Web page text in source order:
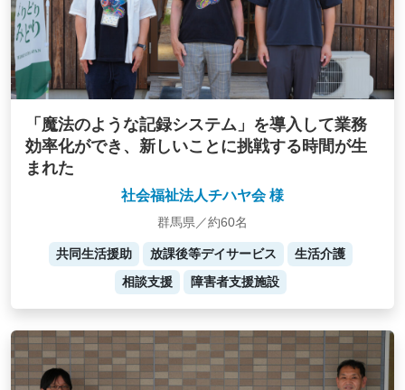
「魔法のような記録システム」を導入して業務
効率化ができ、新しいことに挑戦する時間が生
まれた
社会福祉法人チハヤ会 様
群馬県／約60名
共同生活援助 放課後等デイサービス
生活介護
相談支援
障害者支援施設